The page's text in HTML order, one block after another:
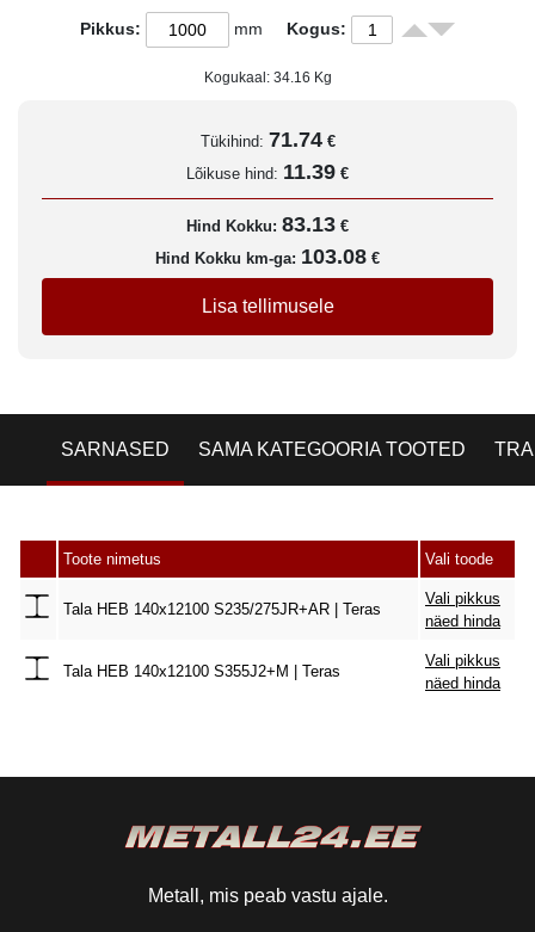
Pikkus: mm Kogus:
Kogukaal: 34.16 Kg
Tükihind: 71.74 €
Lõikuse hind: 11.39 €
Hind Kokku: 83.13 €
Hind Kokku km-ga: 103.08 €
Lisa tellimusele
SARNASED SAMA KATEGOORIA TOOTED
Toote nimetus Vali toode
Tala HEB 140x12100 S235/275JR+AR | Teras
Vali pikkus
näed hinda
Tala HEB 140x12100 S355J2+M | Teras
Vali pikkus
näed hinda
Metall, mis peab vastu ajale.